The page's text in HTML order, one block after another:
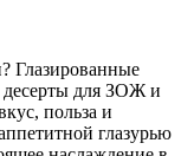
Глазированные
для ЗОЖ и
польза и
глазурью